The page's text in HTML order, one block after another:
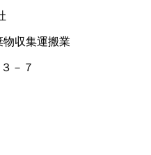
物収集運搬業
－７